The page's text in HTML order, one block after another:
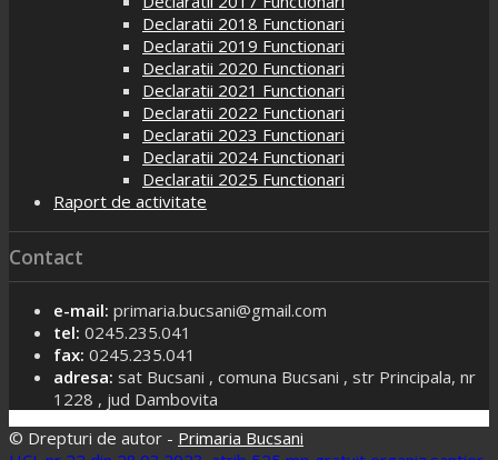
Declaratii 2018 Functionari
Declaratii 2019 Functionari
Declaratii 2020 Functionari
Declaratii 2021 Functionari
Declaratii 2022 Functionari
Declaratii 2023 Functionari
Declaratii 2024 Functionari
Declaratii 2025 Functionari
Raport de activitate
Contact
e-mail: primaria.bucsani@gmail.com
tel: 0245.235.041
fax: 0245.235.041
adresa: sat Bucsani , comuna Bucsani , str Principala, nr
1228 , jud Dambovita
© Drepturi de autor - Primaria Bucsani